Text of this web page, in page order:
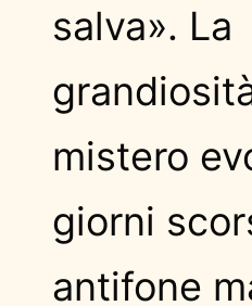
salva». La
mistero
giorni
antifone